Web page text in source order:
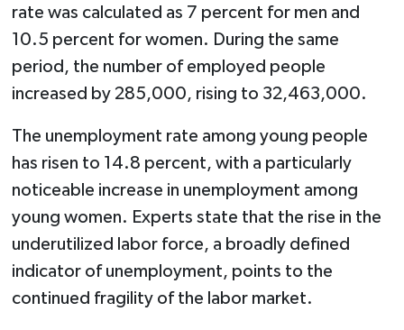
rate was calculated as 7 percent for men and
10.5 percent for women. During the same
period, the number of employed people
increased by 285,000, rising to 32,463,000.
The unemployment rate among young people
has risen to 14.8 percent, with a particularly
noticeable increase in unemployment among
young women. Experts state that the rise in the
underutilized labor force, a broadly defined
indicator of unemployment, points to the
continued fragility of the labor market.